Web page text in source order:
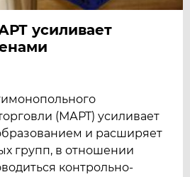
усиливает
(МАРТ) усиливает
и расширяет
групп, в отношении
контрольно-